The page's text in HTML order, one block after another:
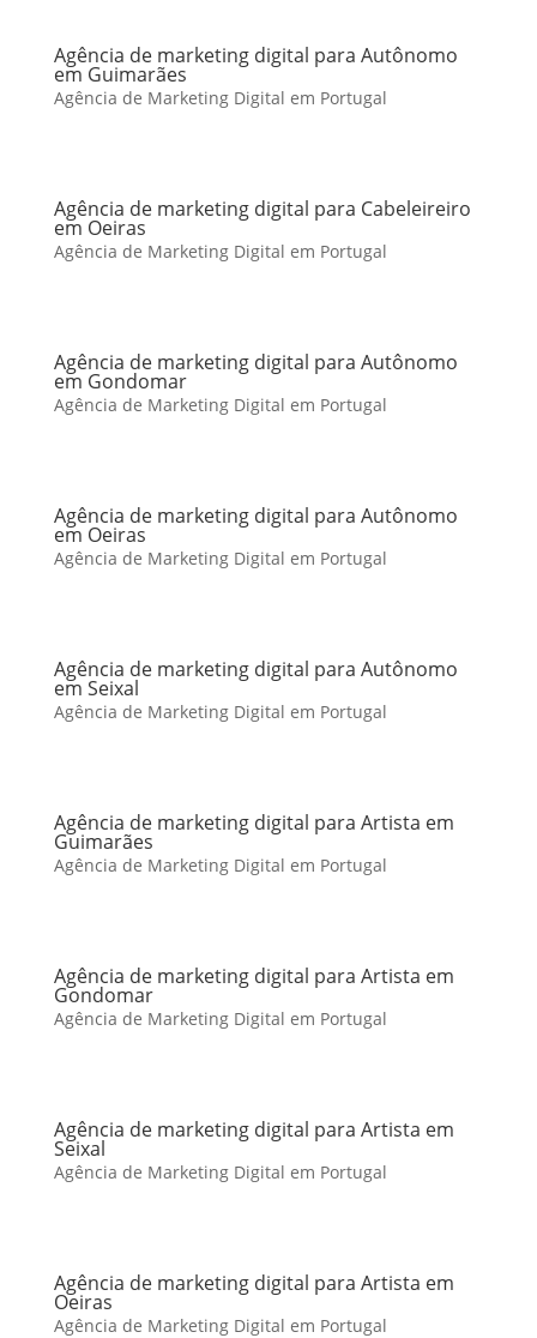
Agência de marketing digital para Autônomo
em Guimarães
Agência de Marketing Digital em Portugal
Agência de marketing digital para Cabeleireiro
em Oeiras
Agência de Marketing Digital em Portugal
Agência de marketing digital para Autônomo
em Gondomar
Agência de Marketing Digital em Portugal
Agência de marketing digital para Autônomo
em Oeiras
Agência de Marketing Digital em Portugal
Agência de marketing digital para Autônomo
em Seixal
Agência de Marketing Digital em Portugal
Agência de marketing digital para Artista em
Guimarães
Agência de Marketing Digital em Portugal
Agência de marketing digital para Artista em
Gondomar
Agência de Marketing Digital em Portugal
Agência de marketing digital para Artista em
Seixal
Agência de Marketing Digital em Portugal
Agência de marketing digital para Artista em
Oeiras
Agência de Marketing Digital em Portugal